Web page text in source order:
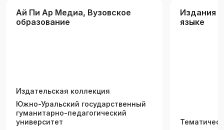
Ай Пи Ар Медиа, Вузовское
образование
Издательская коллекция
Южно-Уральский государственный
гуманитарно-педагогический
университет
Издания
языке